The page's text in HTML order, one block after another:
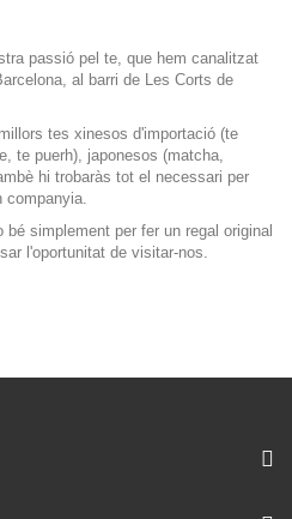
passió pel te, que hem canalitzat
al barri de Les Corts de
tes xinesos d'importació (te
te puerh), japonesos (matcha,
hi trobaràs tot el necessari per
companyia.
simplement per fer un regal original
l'oportunitat de visitar-nos.